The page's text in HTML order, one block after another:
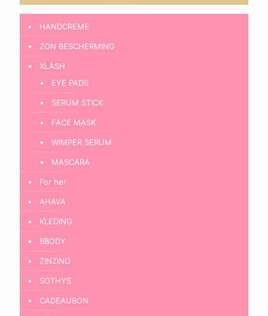
HANDCREME
ZON BESCHERMING
XLASH
EYE PADS
SERUM STICK
FACE MASK
WIMPER SERUM
MASCARA
For her
AHAVA
KLEDING
BBODY
ZINZINO
SOTHYS
CADEAUBON